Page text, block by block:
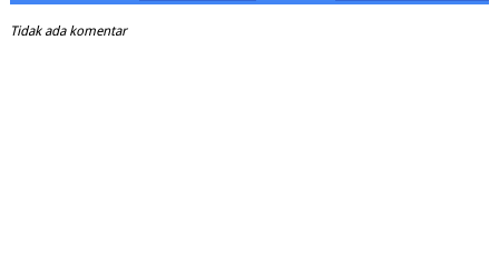
Tidak ada komentar